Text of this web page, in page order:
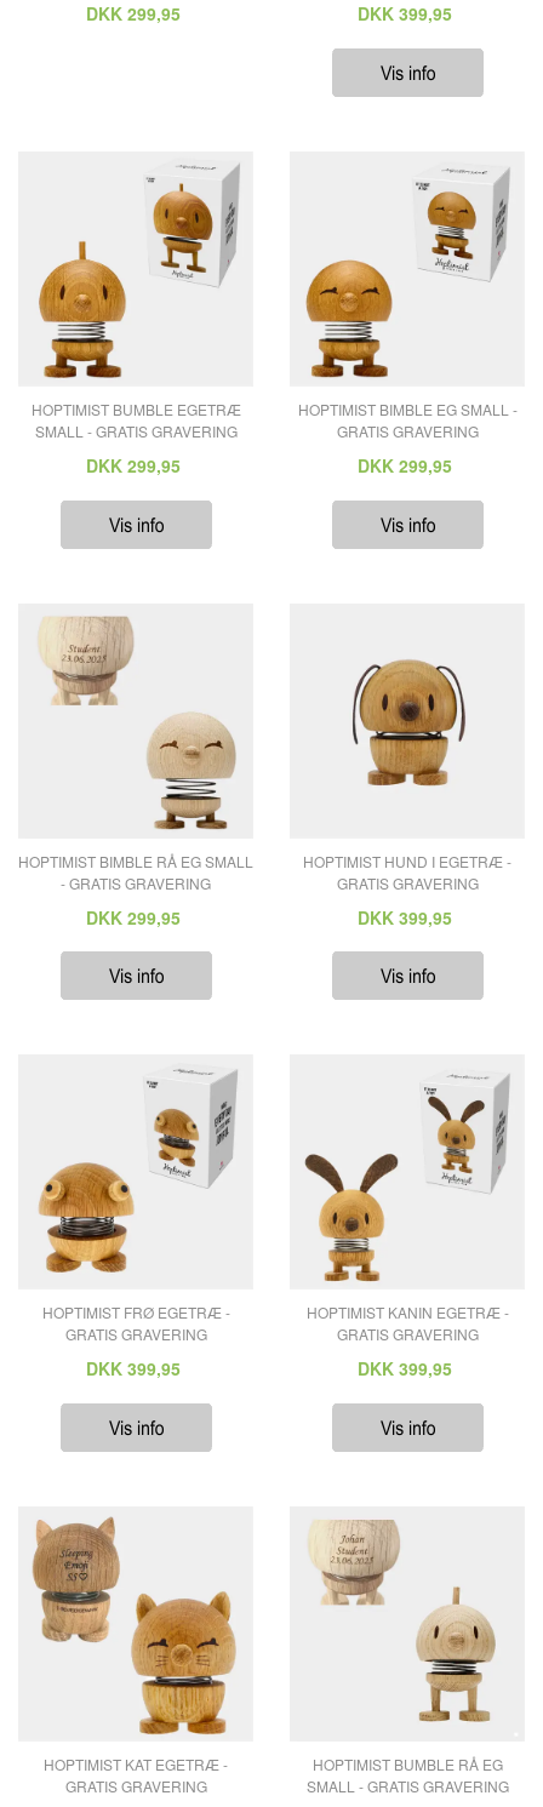
DKK 299,95 DKK 399,95
HOPTIMIST BUMBLE EGETRÆ
SMALL - GRATIS GRAVERING
DKK 299,95
HOPTIMIST BIMBLE EG SMALL -
GRATIS GRAVERING
DKK 299,95
HOPTIMIST BIMBLE RÅ EG SMALL
- GRATIS GRAVERING
DKK 299,95
HOPTIMIST HUND I EGETRÆ -
GRATIS GRAVERING
DKK 399,95
HOPTIMIST FRØ EGETRÆ -
GRATIS GRAVERING
DKK 399,95
HOPTIMIST KANIN EGETRÆ -
GRATIS GRAVERING
DKK 399,95
HOPTIMIST KAT EGETRÆ -
GRATIS GRAVERING
HOPTIMIST BUMBLE RÅ EG
SMALL - GRATIS GRAVERING